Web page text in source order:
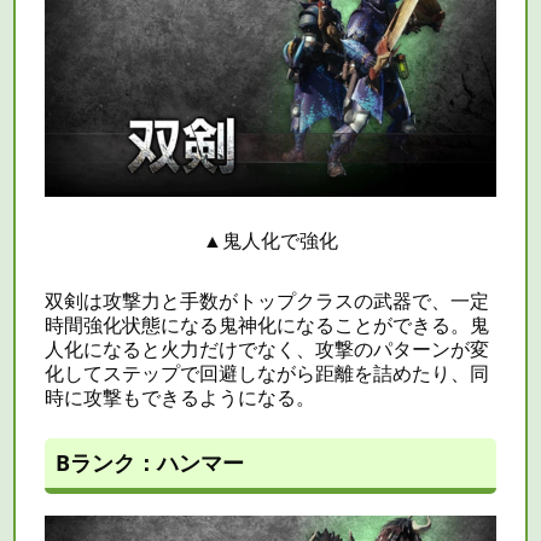
▲ 鬼人化で強化
双剣は攻撃力と手数がトップクラスの武器で、一定
時間強化状態になる鬼神化になることができる。鬼
人化になると火力だけでなく、攻撃のパターンが変
化してステップで回避しながら距離を詰めたり、同
時に攻撃もできるようになる。
Bランク：ハンマー